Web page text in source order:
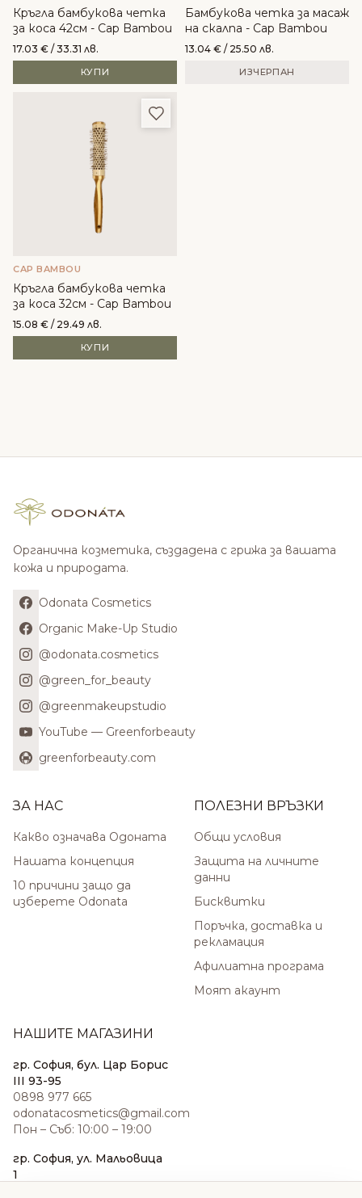
Кръгла бамбукова четка
за коса 42см - Cap Bambou
17.03 € / 33.31 лв.
КУПИ
Бамбукова четка за масаж
на скалпа - Cap Bambou
13.04 € / 25.50 лв.
ИЗЧЕРПАН
Добави в любими
CAP BAMBOU
Кръгла бамбукова четка
за коса 32см - Cap Bambou
15.08 € / 29.49 лв.
КУПИ
Органична козметика, създадена с грижа за вашата
кожа и природата.
Odonata Cosmetics
Organic Make-Up Studio
@odonata.cosmetics
@green_for_beauty
@greenmakeupstudio
YouTube — Greenforbeauty
greenforbeauty.com
ЗА НАС
Какво означава Одоната
Нашата концепция
10 причини защо да
изберете Odonata
ПОЛЕЗНИ ВРЪЗКИ
Общи условия
Защита на личните
данни
Бисквитки
Поръчка, доставка и
рекламация
Афилиатна програма
Моят акаунт
НАШИТЕ МАГАЗИНИ
гр. София, бул. Цар Борис
III 93-95
0898 977 665
odonatacosmetics@gmail.com
Пон – Съб: 10:00 – 19:00
гр. София, ул. Мальовица
1